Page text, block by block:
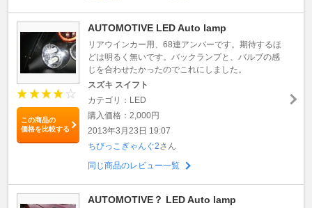
この商品の
価格を比較する
AUTOMOTIVE LED Auto lamp
リアウインカー用、68連アンバーです。期待するほ
どは明るく無いです。バックランプと、バルブの感
じを合わせたかったのでこれにしました。
スズキ スイフト
カテゴリ：LED
購入価格：2,000円
2013年3月23日 19:07
ちびっこぎゃんぐ2さん
同じ商品のレビュー一覧
AUTOMOTIVE？ LED Auto lamp